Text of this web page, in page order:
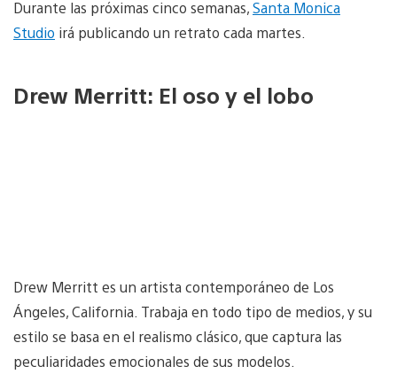
Durante las próximas cinco semanas,Santa Monica
Studio irá publicando un retrato cada martes.
Drew Merritt: El oso y el lobo
Drew Merritt es un artista contemporáneo de Los
Ángeles, California. Trabaja en todo tipo de medios, y su
estilo se basa en el realismo clásico, que captura las
peculiaridades emocionales de sus modelos.